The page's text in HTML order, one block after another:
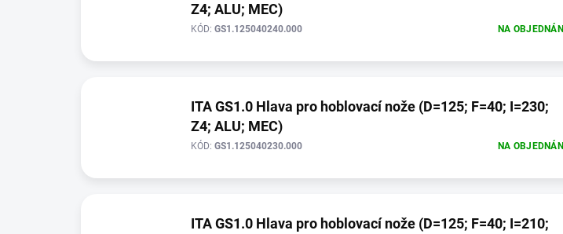
Z4; ALU; MEC)
NA OBJEDNÁNÍ
KÓD: GS1.125040240.000
ITA GS1.0 Hlava pro hoblovací nože (D=125; F=40; I=230;
Z4; ALU; MEC)
NA OBJEDNÁNÍ
KÓD: GS1.125040230.000
ITA GS1.0 Hlava pro hoblovací nože (D=125; F=40; I=210;